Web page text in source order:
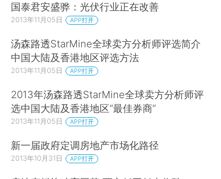
国泰君安盛骅：光伏行业正在改善
2013年11月05日 APP打开
汤森路透StarMine全球卖方分析师评选简介
中国大陆及香港地区评选方法
2013年11月05日 APP打开
2013年汤森路透StarMine全球卖方分析师评
选中国大陆及香港地区“最佳券商”
2013年11月05日 APP打开
新一届政府定调房地产市场化路径
2013年10月31日 APP打开